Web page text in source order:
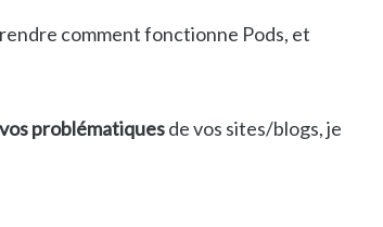
comment fonctionne Pods, et
problématiquesde vos sites/blogs, je